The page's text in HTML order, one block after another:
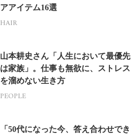
アアイテム16選
HAIR
山本耕史さん「人生において最優先
は家族」。仕事も無欲に、ストレス
を溜めない生き方
PEOPLE
「50代になった今、答え合わせでき